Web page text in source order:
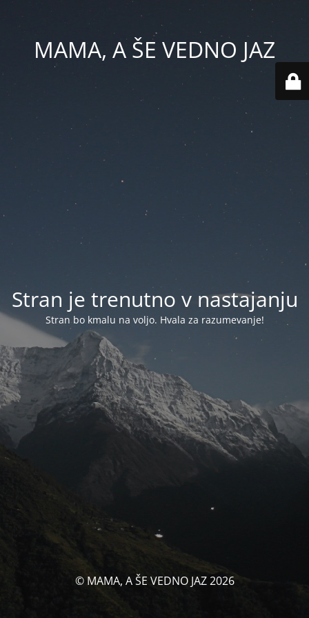
MAMA, A ŠE VEDNO JAZ
Stran je trenutno v nastajanju
Stran bo kmalu na voljo. Hvala za razumevanje!
© MAMA, A ŠE VEDNO JAZ 2026